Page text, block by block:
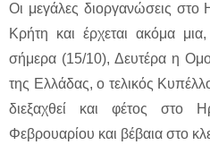
Οι μεγάλες διοργανώσεις στο
Κρήτη και έρχεται ακόμα
σήμερα (15/10), Δευτέρα η
της Ελλάδας, ο τελικός
διεξαχθεί και φέτος στο
Φεβρουαρίου και βέβαια στο